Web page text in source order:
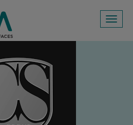
Toggle